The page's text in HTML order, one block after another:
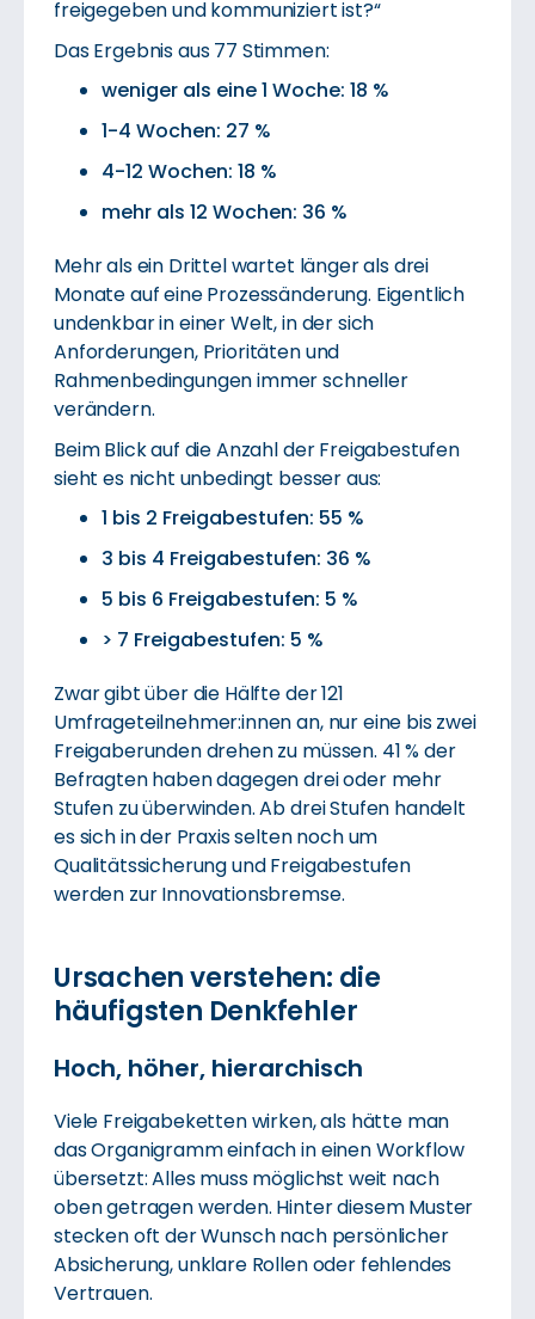
freigegeben und kommuniziert ist?“
Das Ergebnis aus 77 Stimmen:
weniger als eine 1 Woche: 18 %
1-4 Wochen: 27 %
4-12 Wochen: 18 %
mehr als 12 Wochen: 36 %
Mehr als ein Drittel wartet länger als drei
Monate auf eine Prozessänderung. Eigentlich
undenkbar in einer Welt, in der sich
Anforderungen, Prioritäten und
Rahmenbedingungen immer schneller
verändern.
Beim Blick auf die Anzahl der Freigabestufen
sieht es nicht unbedingt besser aus:
1 bis 2 Freigabestufen: 55 %
3 bis 4 Freigabestufen: 36 %
5 bis 6 Freigabestufen: 5 %
> 7 Freigabestufen: 5 %
Zwar gibt über die Hälfte der 121
Umfrageteilnehmer:innen an, nur eine bis zwei
Freigaberunden drehen zu müssen. 41 % der
Befragten haben dagegen drei oder mehr
Stufen zu überwinden. Ab drei Stufen handelt
es sich in der Praxis selten noch um
Qualitätssicherung und Freigabestufen
werden zur Innovationsbremse.
Ursachen verstehen: die
häufigsten Denkfehler
Hoch, höher, hierarchisch
Viele Freigabeketten wirken, als hätte man
das Organigramm einfach in einen Workflow
übersetzt: Alles muss möglichst weit nach
oben getragen werden. Hinter diesem Muster
stecken oft der Wunsch nach persönlicher
Absicherung, unklare Rollen oder fehlendes
Vertrauen.